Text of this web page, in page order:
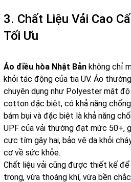
3. Chất Liệu Vải Cao
Tối Ưu
Áo điều hòa Nhật Bản không chỉ
khỏi tác động của tia UV. Áo
chuyên dụng như Polyester mật
cotton đặc biệt, có khả năng
bám bụi và đặc biệt là khả năng
UPF của vải thường đạt mức 50+,
cực tím gây hại, bảo vệ da khỏi
cơ về sức khỏe.
Chất liệu vải cũng được thiết kế
trong, vừa thoáng khí, vừa bền